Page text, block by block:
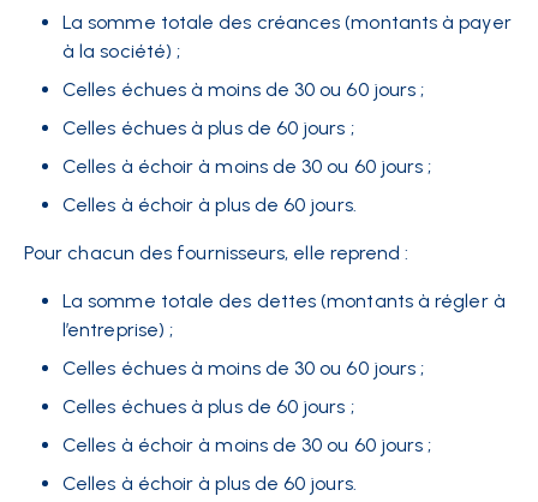
La somme totale des créances (montants à payer
à la société) ;
Celles échues à moins de 30 ou 60 jours ;
Celles échues à plus de 60 jours ;
Celles à échoir à moins de 30 ou 60 jours ;
Celles à échoir à plus de 60 jours.
Pour chacun des fournisseurs, elle reprend :
La somme totale des dettes (montants à régler à
l’entreprise) ;
Celles échues à moins de 30 ou 60 jours ;
Celles échues à plus de 60 jours ;
Celles à échoir à moins de 30 ou 60 jours ;
Celles à échoir à plus de 60 jours.